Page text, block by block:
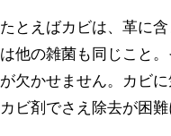
たとえばカビは、革に
は他の雑菌も同じこと
が欠かせません。カビ
カビ剤でさえ除去が困難